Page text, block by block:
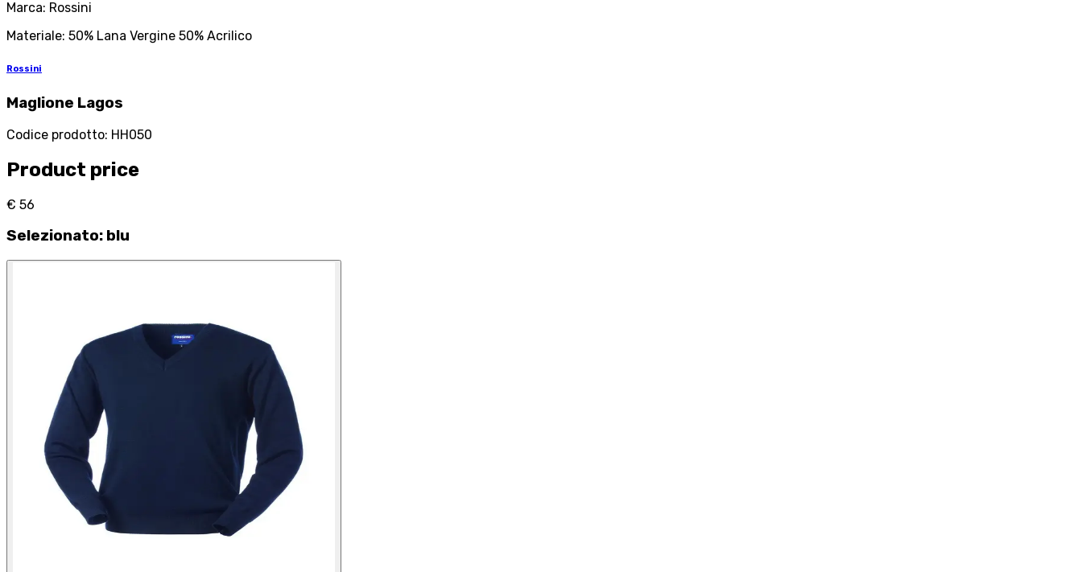
Marca: Rossini
Materiale: 50% Lana Vergine 50% Acrilico
Rossini
Maglione Lagos
Codice prodotto: HH050
Product price
€ 56
Selezionato: blu